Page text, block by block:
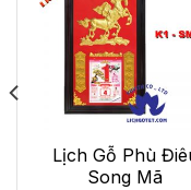
Lịch Gỗ Phù
Song Mã